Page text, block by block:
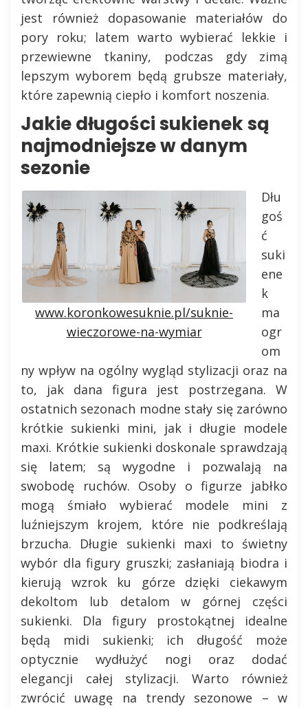
jest również dopasowanie materiałów do
pory roku; latem warto wybierać lekkie i
przewiewne tkaniny, podczas gdy zimą
lepszym wyborem będą grubsze materiały,
które zapewnią ciepło i komfort noszenia.
Jakie długości sukienek są
najmodniejsze w danym
sezonie
www.koronkowesuknie.pl/suknie-
wieczorowe-na-wymiar
Dłu
goś
ć
suki
ene
k
ma
ogr
om
ny wpływ na ogólny wygląd stylizacji oraz na
to, jak dana figura jest postrzegana. W
ostatnich sezonach modne stały się zarówno
krótkie sukienki mini, jak i długie modele
maxi. Krótkie sukienki doskonale sprawdzają
się latem; są wygodne i pozwalają na
swobodę ruchów. Osoby o figurze jabłko
mogą śmiało wybierać modele mini z
luźniejszym krojem, które nie podkreślają
brzucha. Długie sukienki maxi to świetny
wybór dla figury gruszki; zasłaniają biodra i
kierują wzrok ku górze dzięki ciekawym
dekoltom lub detalom w górnej części
sukienki. Dla figury prostokątnej idealne
będą midi sukienki; ich długość może
optycznie wydłużyć nogi oraz dodać
elegancji całej stylizacji. Warto również
zwrócić uwagę na trendy sezonowe – w